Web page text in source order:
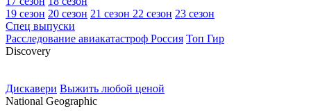
19 сезон 20 сезон 21 сезон 22 сезон 23 сезон
Спец выпуски
Расследование авиакатастроф Россия Топ Гир
Discovery
Дискавери Выжить любой ценой
National Geographic